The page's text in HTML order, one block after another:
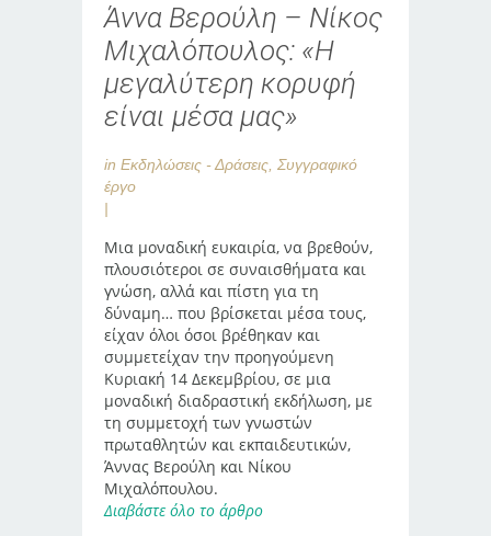
Άννα Βερούλη – Νίκος
Μιχαλόπουλος: «Η
μεγαλύτερη κορυφή
είναι μέσα μας»
in Εκδηλώσεις - Δράσεις Συγγραφικό
έργο
Μια μοναδική ευκαιρία, να βρεθούν,
πλουσιότεροι σε συναισθήματα και
γνώση, αλλά και πίστη για τη
δύναμη… που βρίσκεται μέσα τους,
είχαν όλοι όσοι βρέθηκαν και
συμμετείχαν την προηγούμενη
Κυριακή 14 Δεκεμβρίου, σε μια
μοναδική διαδραστική εκδήλωση, με
τη συμμετοχή των γνωστών
πρωταθλητών και εκπαιδευτικών,
Άννας Βερούλη και Νίκου
Μιχαλόπουλου.
Διαβάστε όλο το άρθρο